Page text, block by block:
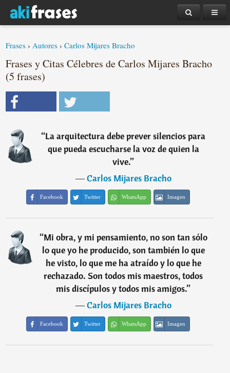
Frases ›Autores ›Carlos Mijares Bracho
Frases y Citas Célebres de Carlos Mijares Bracho
(5 frases)
“La arquitectura debe prever silencios para
que pueda escucharse la voz de quien la
vive.”
―Carlos Mijares Bracho
Facebook Twitter WhatsApp Imagen
“Mi obra, y mi pensamiento, no son tan sólo
lo que yo he producido, son también lo que
he visto, lo que me ha atraído y lo que he
rechazado. Son todos mis maestros, todos
mis discípulos y todos mis amigos.”
―Carlos Mijares Bracho
Facebook Twitter WhatsApp Imagen